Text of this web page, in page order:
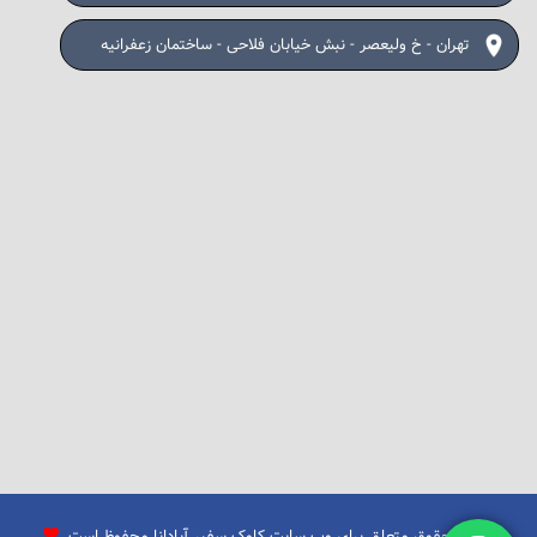
تهران - خ ولیعصر - نبش خیابان فلاحی - ساختمان زعفرانیه